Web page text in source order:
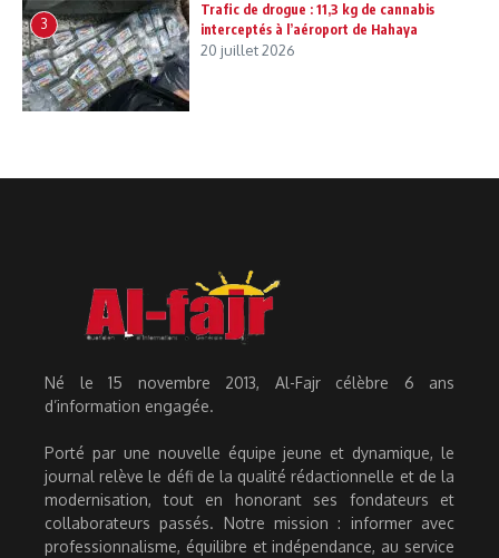
3
Trafic de drogue : 11,3 kg de cannabis
interceptés à l’aéroport de Hahaya
20 juillet 2026
Né le 15 novembre 2013, Al-Fajr célèbre 6 ans
d’information engagée.
Porté par une nouvelle équipe jeune et dynamique, le
journal relève le défi de la qualité rédactionnelle et de la
modernisation, tout en honorant ses fondateurs et
collaborateurs passés. Notre mission : informer avec
professionnalisme, équilibre et indépendance, au service